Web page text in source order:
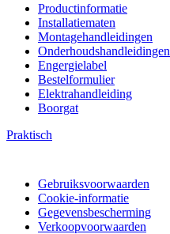
Productinformatie
Installatiematen
Montagehandleidingen
Onderhoudshandleidingen
Engergielabel
Bestelformulier
Elektrahandleiding
Boorgat
Praktisch
Gebruiksvoorwaarden
Cookie-informatie
Gegevensbescherming
Verkoopvoorwaarden